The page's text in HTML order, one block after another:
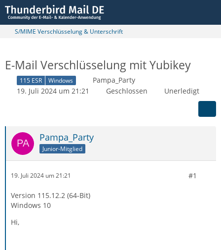
S/MIME Verschlüsselung & Unterschrift
E-Mail Verschlüsselung mit Yubikey
115 ESR Windows
Pampa_Party
19. Juli 2024 um 21:21
Geschlossen Unerledigt
Pampa_Party
Junior-Mitglied
19. Juli 2024 um 21:21 #1
Version 115.12.2 (64-Bit)
Windows 10
Hi,